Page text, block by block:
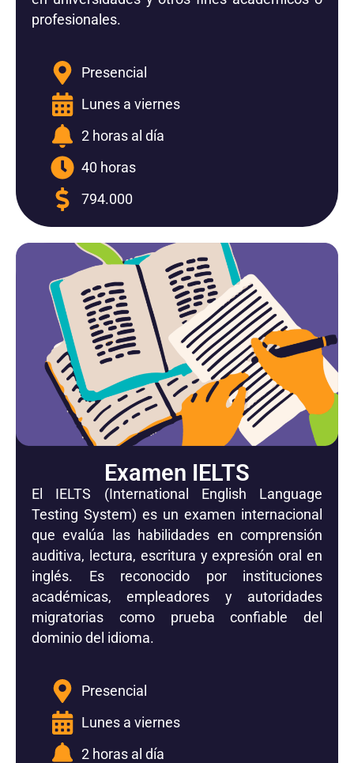
profesionales.
Presencial
Lunes a viernes
2 horas al día
40 horas
794.000
Examen IELTS
El IELTS (International English Language
Testing System) es un examen internacional
que evalúa las habilidades en comprensión
auditiva, lectura, escritura y expresión oral en
inglés. Es reconocido por instituciones
académicas, empleadores y autoridades
migratorias como prueba confiable del
dominio del idioma.
Presencial
Lunes a viernes
2 horas al día